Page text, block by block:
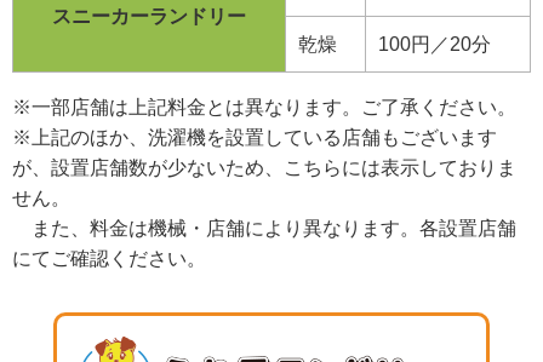
スニーカーランドリー
乾燥 100円／20分
※一部店舗は上記料金とは異なります。ご了承ください。
※上記のほか、洗濯機を設置している店舗もございます
が、設置店舗数が少ないため、こちらには表示しておりま
せん。
また、料金は機械・店舗により異なります。各設置店舗
にてご確認ください。